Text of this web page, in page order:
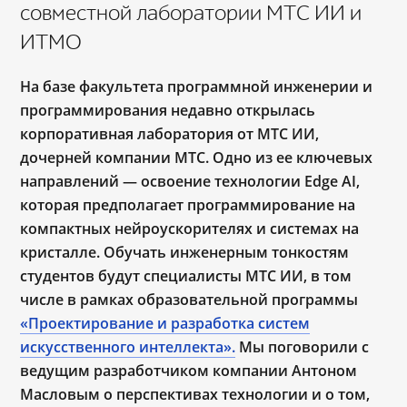
совместной лаборатории МТС ИИ и
ИТМО
На базе факультета программной инженерии и
программирования недавно открылась
корпоративная лаборатория от МТС ИИ,
дочерней компании МТС. Одно из ее ключевых
направлений ― освоение технологии Edge AI,
которая предполагает программирование на
компактных нейроускорителях и системах на
кристалле. Обучать инженерным тонкостям
студентов будут специалисты МТС ИИ, в том
числе в рамках образовательной программы
«Проектирование и разработка систем
искусственного интеллекта». Мы поговорили с
ведущим разработчиком компании Антоном
Масловым о перспективах технологии и о том,